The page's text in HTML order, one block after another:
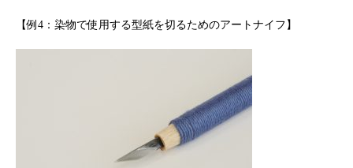
【例4：染物で使用する型紙を切るためのアートナイフ】